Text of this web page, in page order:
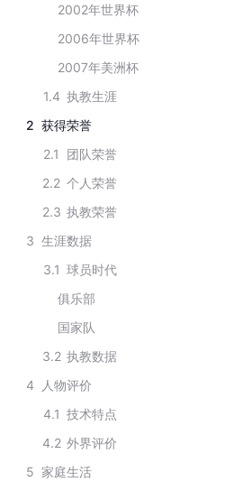
2002年世界杯
2006年世界杯
2007年美洲杯
1.4 执教生涯
2 获得荣誉
2.1
团队荣誉
2.2 个人荣誉
2.3 执教荣誉
3 生涯数据
3.1 球员时代
俱乐部
国家队
3.2 执教数据
4
人物评价
4.1 技术特点
4.2 外界评价
5 家庭生活